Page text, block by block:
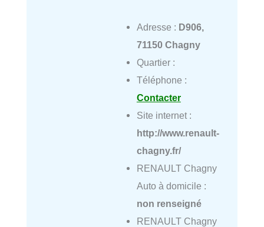
Adresse : D906,
71150 Chagny
Quartier :
Téléphone :
Contacter
Site internet :
http://www.renault-
chagny.fr/
RENAULT Chagny
Auto à domicile :
non renseigné
RENAULT Chagny